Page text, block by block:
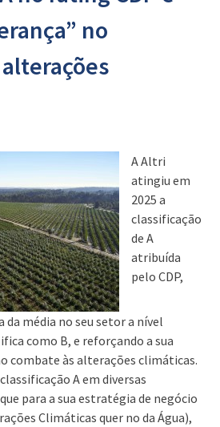
no
A Altri
atingiu em
2025 a
classificação
de A
atribuída
pelo CDP,
da média no seu setor a nível
como B, e reforçando a sua
combate às alterações climáticas.
A em diversas
para a sua estratégia de negócio
Climáticas quer no da Água),